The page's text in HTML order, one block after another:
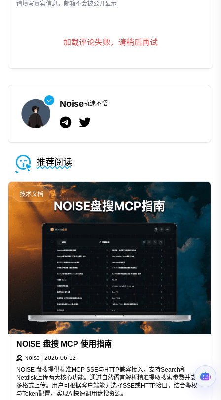
请填写真实信息，邮箱不会被公开显示
加载评论失败，请稍后再试
Noise执迷不悟
推荐阅读
技术文档
NOISE 盘搜 MCP 使用指南
Noise | 2026-06-12
NOISE 盘搜提供标准MCP SSE与HTTP兼容接入，支持Search和
Netdisk上传两大核心功能。通过自然语言解析精准提取搜索参数并支持
多格式上传。用户可根据客户端能力选择SSE或HTTP接口，结合鉴权
与Token配置，实现AI快速调用盘搜资源。